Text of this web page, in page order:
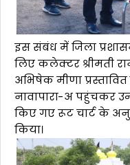
इस संबंध में जिला
लिए कलेक्टर श्रीमती
अभिषेक मीणा
नावापारा-अ पहुंचकर
किए गए रूट चार्ट के
किया।